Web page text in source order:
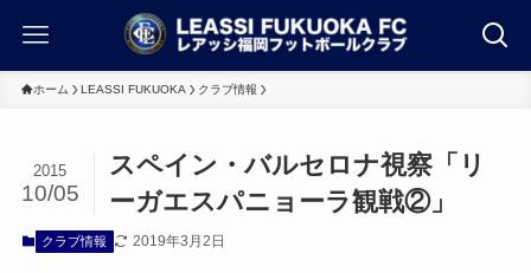
ホーム LEASSI FUKUOKA クラブ情報
スペイン・バルセロナ視察「リ
ーガエスパニョーラ観戦②」
2015
10/05
クラブ情報 2019年3月2日